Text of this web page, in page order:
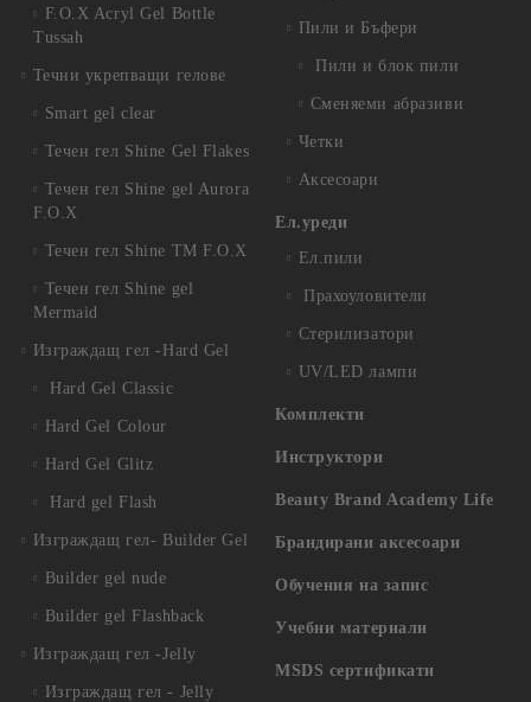
F.O.X Acryl Gel Bottle
Tussah
Течни укрепващи гелове
Smart gel clear
Течен гел Shine Gel Flakes
Течен гел Shine gel Aurora
F.O.X
Течен гел Shine TM F.O.X
Течен гел Shine gel
Mermaid
Изграждащ гел -Hard Gel
Hard Gel Classic
Hard Gel Colour
Hard Gel Glitz
Hard gel Flash
Изграждащ гел- Builder Gel
Builder gel nude
Builder gel Flashback
Изграждащ гел -Jelly
Изграждащ гел - Jelly
Пили и Бъфери
Пили и блок пили
Сменяеми абразиви
Четки
Аксесоари
Ел.уреди
Ел.пили
Прахоуловители
Стерилизатори
UV/LED лампи
Комплекти
Инструктори
Beauty Brand Academy Life
Брандирани аксесоари
Обучения на запис
Учебни материали
MSDS сертификати